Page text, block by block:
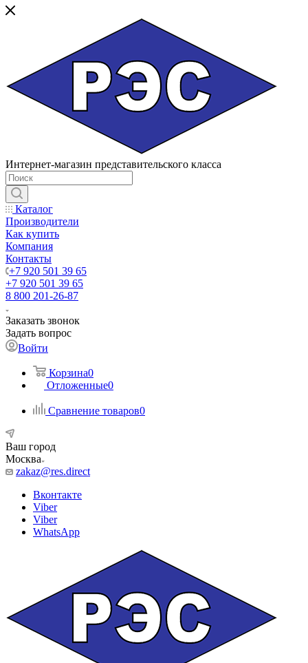
Интернет-магазин представительского класса
Каталог
Производители
Как купить
Компания
Контакты
+7 920 501 39 65
+7 920 501 39 65
8 800 201-26-87
Заказать звонок
Задать вопрос
Войти
Корзина0
Отложенные0
Сравнение товаров0
Ваш город
Москва
zakaz@res.direct
Вконтакте
Viber
Viber
WhatsApp